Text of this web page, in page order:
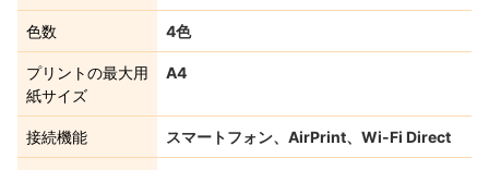
色数 4色
プリントの最大用
紙サイズ
A4
接続機能 スマートフォン、AirPrint、Wi-Fi Direct